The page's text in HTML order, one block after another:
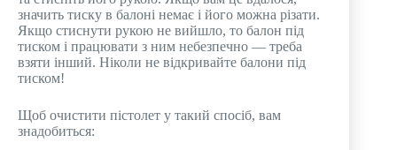
значить тиску в балоні немає і його можна різати.
Якщо стиснути рукою не вийшло, то балон під
тиском і працювати з ним небезпечно — треба
взяти інший. Ніколи не відкривайте балони під
тиском!
Щоб очистити пістолет у такий спосіб, вам
знадобиться: